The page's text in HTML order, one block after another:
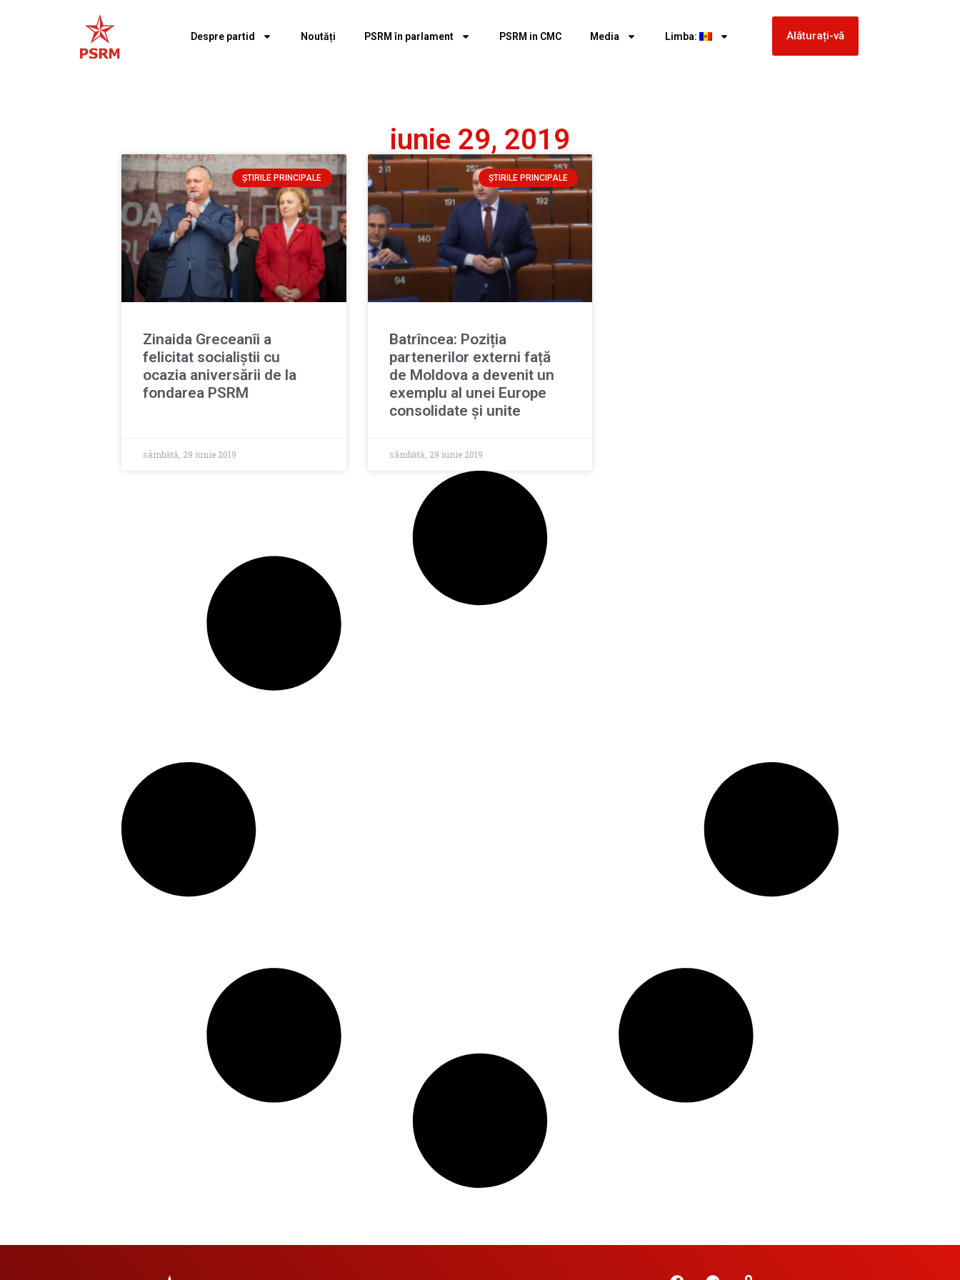
Despre partid Noutăți PSRM în parlament PSRM in CMC Media Limba: Alăturați-vă
iunie 29, 2019
ȘTIRILE PRINCIPALE
Zinaida Greceanîi a
felicitat socialiștii cu
ocazia aniversării de la
fondarea PSRM
sâmbătă, 29 iunie 2019
ȘTIRILE PRINCIPALE
Batrîncea: Poziția
partenerilor externi față
de Moldova a devenit un
exemplu al unei Europe
consolidate și unite
sâmbătă, 29 iunie 2019